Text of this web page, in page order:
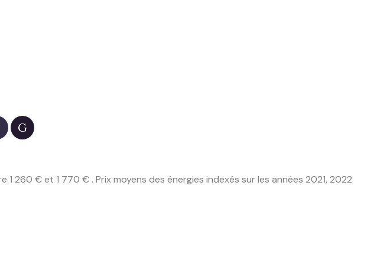
G
260 € et 1 770 € . Prix moyens des énergies indexés sur les années 2021, 2022